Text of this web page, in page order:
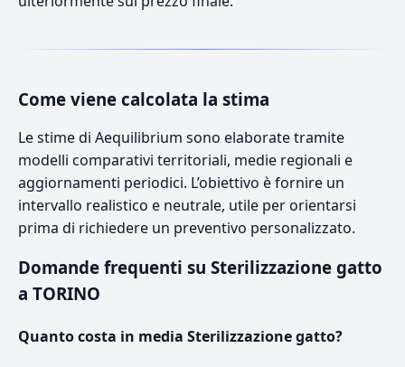
Come viene calcolata la stima
Le stime di Aequilibrium sono elaborate tramite
modelli comparativi territoriali, medie regionali e
aggiornamenti periodici. L’obiettivo è fornire un
intervallo realistico e neutrale, utile per orientarsi
prima di richiedere un preventivo personalizzato.
Domande frequenti su Sterilizzazione gatto
a TORINO
Quanto costa in media Sterilizzazione gatto?